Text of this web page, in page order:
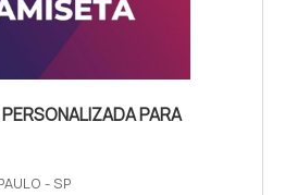
PARA
- SP